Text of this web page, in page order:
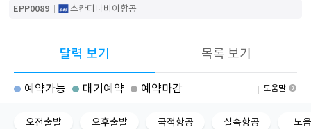
EPP0089 스칸디나비아항공
달력 보기 목록 보기
예약가능 대기예약 예약마감 도움말
오전출발 오후출발 국적항공 실속항공 노